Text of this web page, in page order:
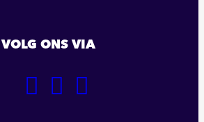
VOLG ONS VIA
GA
GA